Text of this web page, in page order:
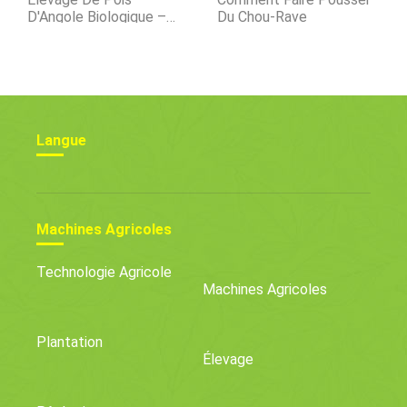
D'Angole Biologique –
Du Chou-Rave
Langue
Machines Agricoles
Technologie Agricole
Machines Agricoles
Plantation
Élevage